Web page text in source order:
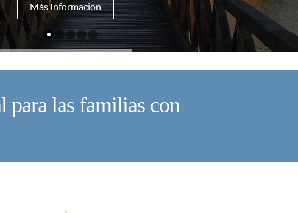
Más Información
para las familias con